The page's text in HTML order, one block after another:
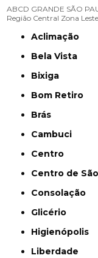
ABCD GRANDE SÃO
Região Central Zona Leste
Aclimação
Bela Vista
Bixiga
Bom Retiro
Brás
Cambuci
Centro
Centro de
Consolação
Glicério
Higienópolis
Liberdade